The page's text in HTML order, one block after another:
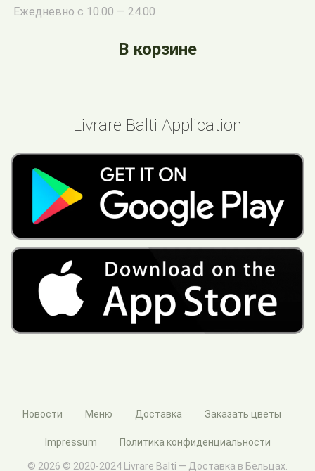
Ежедневно с 10.00 — 24.00
В корзине
Livrare Balti Application
Новости Меню Доставка Заказать цветы
Impressum Политика конфиденциальности
© 2026 © 2020-2024 Livrare Balti — Доставка в Бельцах.